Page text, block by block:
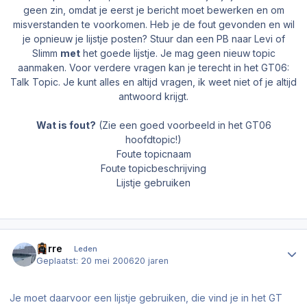
geen zin, omdat je eerst je bericht moet bewerken en om
misverstanden te voorkomen. Heb je de fout gevonden en wil
je opnieuw je lijstje posten? Stuur dan een PB naar Levi of
Slimm methet goede lijstje. Je mag geen nieuw topic
aanmaken. Voor verdere vragen kan je terecht in het GT06:
Talk Topic. Je kunt alles en altijd vragen, ik weet niet of je altijd
antwoord krijgt.
Wat is fout? (Zie een goed voorbeeld in het GT06
hoofdtopic!)
Foute topicnaam
Foute topicbeschrijving
Lijstje gebruiken
Ferre Leden
Geplaatst: 20 mei 200620 jaren
Je moet daarvoor een lijstje gebruiken, die vind je in het GT